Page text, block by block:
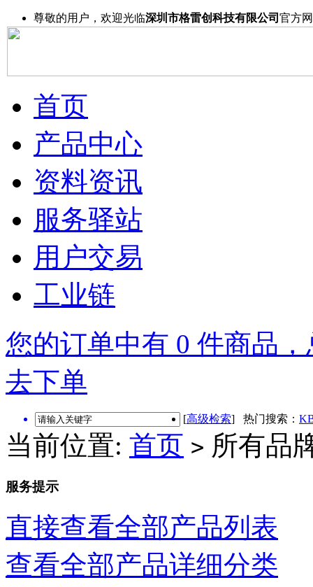
尊敬的用户，欢迎光临深圳市格雷创科技有限公司 官方
首页
产品中心
资料资讯
服务驿站
用户交易
工业链
您的订单中有 0 件商品
去下单
[高级检索] 热门搜索：
当前位置: 首页 > 所有品
服务提示
直接查看全部产品列表
查看全部产品详细分类